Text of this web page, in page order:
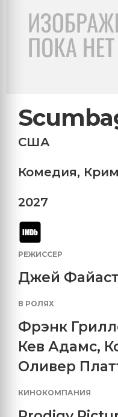
США
Комедия,
2027
РЕЖИССЕР
Джей
В РОЛЯХ
Фрэнк
Кев Адамс,
Оливер
КИНОКОМПАНИЯ